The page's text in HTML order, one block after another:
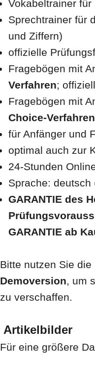
Vokabeltrainer
Sprechtrainer für
und Ziffern)
offizielle
Fragebögen mit
Verfahren;
Fragebögen mit
Choice-Verfahren
für Anfänger und
optimal auch zur
24-Stunden
Sprache:
GARANTIE des
GARANTIE ab
Bitte nutzen Sie
Demoversion, um
zu verschaffen.
Artikelbilder
Für eine größere